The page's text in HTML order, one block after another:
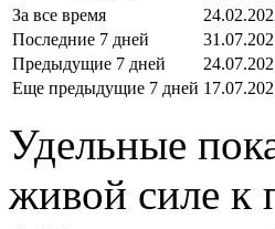
За все время
Последние 7 дней
Предыдущие 7 дней
Еще предыдущие 7 дней
Удельные
живой силе к